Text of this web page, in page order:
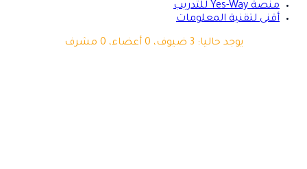
منصة Yes-Way للتدريب
أقنى لتقنية المعلومات
يوجد حاليا: 3 ضيوف، 0 أعضاء، 0 مشرف